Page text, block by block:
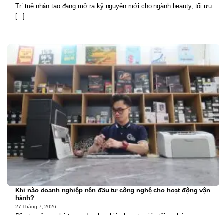
Trí tuệ nhân tạo đang mở ra kỷ nguyên mới cho ngành beauty, tối ưu
[...]
Khi nào doanh nghiệp nên đầu tư công nghệ cho hoạt động vận
hành?
27 Tháng 7, 2026